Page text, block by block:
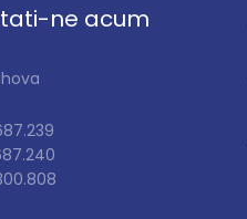
ne acum